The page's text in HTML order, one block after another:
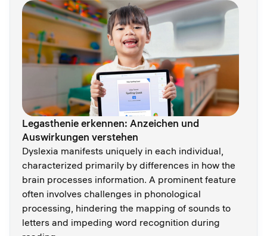
Legasthenie erkennen: Anzeichen und
Auswirkungen verstehen
Dyslexia manifests uniquely in each individual,
characterized primarily by differences in how the
brain processes information. A prominent feature
often involves challenges in phonological
processing, hindering the mapping of sounds to
letters and impeding word recognition during